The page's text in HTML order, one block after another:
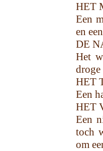
HET
Een
en
DE
Het
HET
Een
HET
Een
toch
om